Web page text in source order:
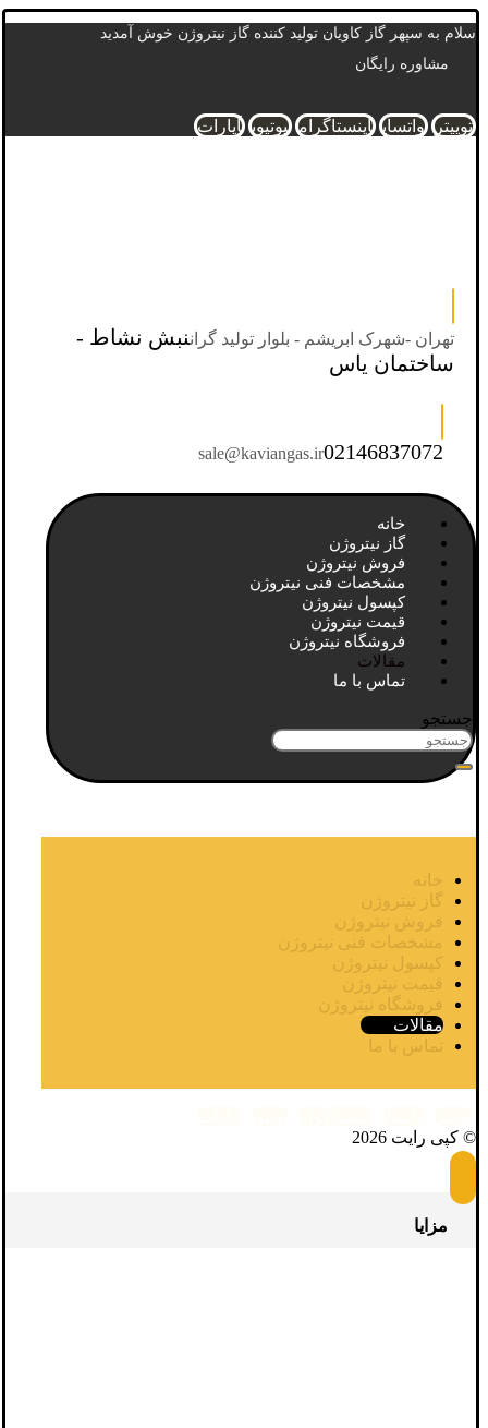
سلام به سپهر گاز کاویان تولید کننده گاز نیتروژن خوش آمدید
مشاوره رایگان
توییتر واتساپ اینستاگرام یوتیوب آپارات
تهران -شهرک ابریشم - بلوار تولید گراننبش نشاط -
ساختمان یاس
sale@kaviangas.ir02146837072
خانه
گاز نیتروژن
فروش نیتروژن
مشخصات فنی نیتروژن
کپسول نیتروژن
قیمت نیتروژن
فروشگاه نیتروژن
مقالات
تماس با ما
جستجو
خانه
گاز نیتروژن
فروش نیتروژن
مشخصات فنی نیتروژن
کپسول نیتروژن
قیمت نیتروژن
فروشگاه نیتروژن
مقالات
تماس با ما
© کپی رایت 2026
مزایا